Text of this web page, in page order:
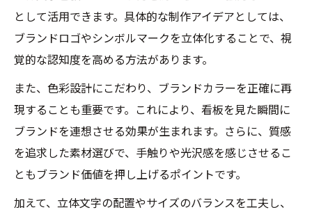
として活用できます。具体的な制作アイデアとしては、
ブランドロゴやシンボルマークを立体化することで、視
覚的な認知度を高める方法があります。
また、色彩設計にこだわり、ブランドカラーを正確に再
現することも重要です。これにより、看板を見た瞬間に
ブランドを連想させる効果が生まれます。さらに、質感
を追求した素材選びで、手触りや光沢感を感じさせるこ
ともブランド価値を押し上げるポイントです。
加えて、立体文字の配置やサイズのバランスを工夫し、